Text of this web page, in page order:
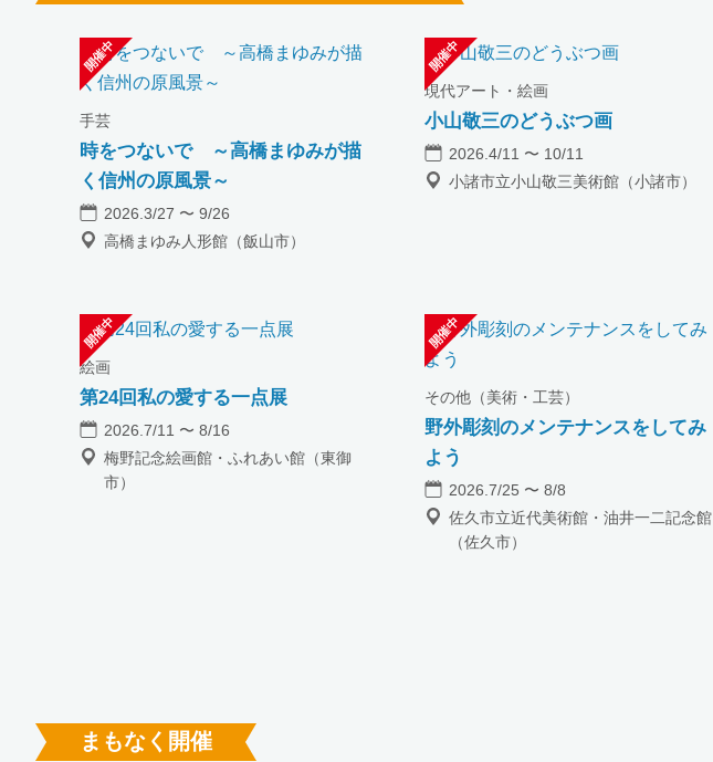
手芸
時をつないで ～高橋まゆみが描
く信州の原風景～
2026.3/27 〜 9/26
高橋まゆみ人形館（飯山市）
現代アート・絵画
小山敬三のどうぶつ画
2026.4/11 〜 10/11
小諸市立小山敬三美術館（小諸市）
絵画
第24回私の愛する一点展
2026.7/11 〜 8/16
梅野記念絵画館・ふれあい館（東御
市）
その他（美術・工芸）
野外彫刻のメンテナンスをしてみ
よう
2026.7/25 〜 8/8
佐久市立近代美術館・油井一二記念館
（佐久市）
まもなく開催